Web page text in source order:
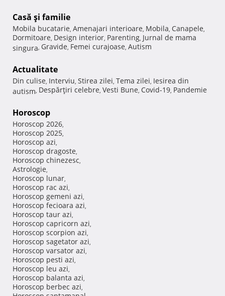
Casă şi familie
Mobila bucatarie, Amenajari interioare, Mobila, Canapele,
Dormitoare, Design interior, Parenting, Jurnal de mama
singura, Gravide, Femei curajoase, Autism
Actualitate
Din culise, Interviu, Stirea zilei, Tema zilei, Iesirea din
autism, Despărţiri celebre, Vesti Bune, Covid-19, Pandemie
Horoscop
Horoscop 2026,
Horoscop 2025,
Horoscop azi,
Horoscop dragoste,
Horoscop chinezesc,
Astrologie,
Horoscop lunar,
Horoscop rac azi,
Horoscop gemeni azi,
Horoscop fecioara azi,
Horoscop taur azi,
Horoscop capricorn azi,
Horoscop scorpion azi,
Horoscop sagetator azi,
Horoscop varsator azi,
Horoscop pesti azi,
Horoscop leu azi,
Horoscop balanta azi,
Horoscop berbec azi,